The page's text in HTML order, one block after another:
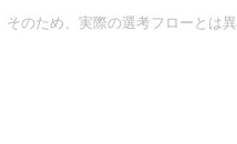
のため、実際の選考フローとは異